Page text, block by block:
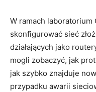
W‌ ramach ​laboratorium
skonfigurować sieć
działających jako
mogli zobaczyć, jak
jak⁣ szybko znajduje
przypadku awarii